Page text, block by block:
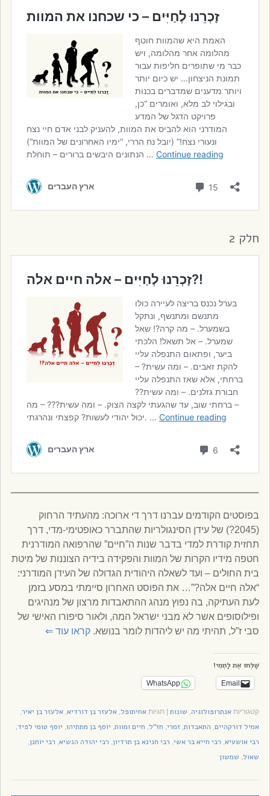
חלק 2
בפוסטים הקודמים עברנו דרך די ארוכה: מהעתיד הרחוק
(2045?) של עידן הסינגולריות שהתברר כאופטימי-מדי, דרך
תחזית קודרת למדי בדבר שנות ה”חיים” שהרפואה המודרנית
חטפה מידיו הקרות של המוות והפקידה בידיה הצוננות של מיטת
בית החולים – ועד לשאלה היהודית הגדולה של העידן המודרני:
“אלה חיים אלה?”… את הפוסט האחרון סיימתי במסע בזמן
לעת העתיקה, בה נפוץ מנהג ההתאבדות מרצון של מנהיגים
ופילוסופים אשר לא מבני ישראל המה, ולאור סיפורו האישי של
סבי ז”ל, תהיתי מה יש ליהדות לומר בנושא. קראו עוד⇐
שַׁלְּחוּ אֶת לַחְמִי!
Email
WhatsApp
קטגוריותאנתרופולוגיה, שונות |תגיותאחיתופל,אלעזר בן דורדיא,אלעזר בן יאיר,
אמיל דורקהיים, התאבדות,זמרי, חז"ל, חיים ומוות, יוסף בן מתתיהו, יוסף טומי לפיד,
רבי אושעיא, רבי חייא בר אשי, רבי חנינא בן תרדיון, רבי יהודה הנשיא, רבי יוחנן,
שאול, שמשון